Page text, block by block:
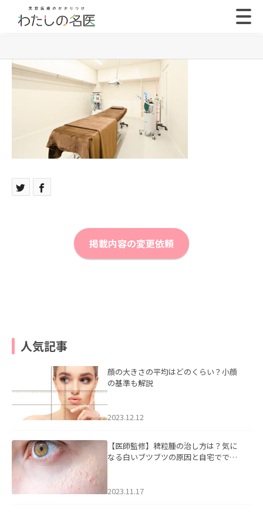
掲載内容の変更依頼
人気記事
顔の大きさの平均はどのくらい？小顔
の基準も解説
2023.12.12
【医師監修】稗粒腫の治し方は？気に
なる白いブツブツの原因と自宅ででき
2023.11.17